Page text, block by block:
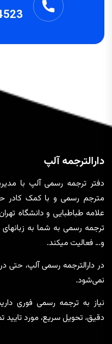
دارالترجمه آلپ
دفتر ترجمه رسمی آلپ با
مترجم رسمی و با کمک کادر
علامه طباطبایی و دانشگاه
ترجمه رسمی به شما به زبانهای
و… فعالیت میکند.
در دارالترجمه رسمی آلپ،
نمی‌شود.
نیاز به ترجمه رسمی فوری
دقیق، تحویل سریع، مورد تایید